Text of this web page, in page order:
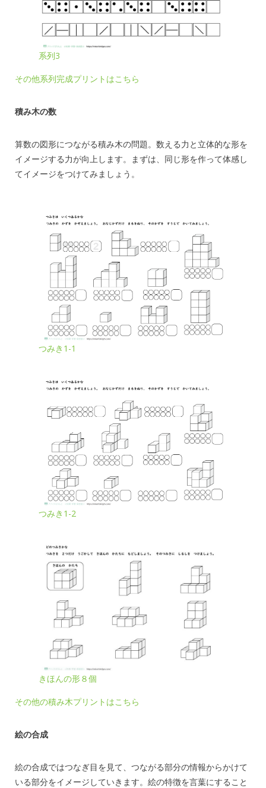
系列3
その他系列完成プリントはこちら
積み木の数
算数の図形につながる積み木の問題。数える力と立体的な形を
イメージする力が向上します。まずは、同じ形を作って体感し
てイメージをつけてみましょう。
つみき1-1
つみき1-2
きほんの形８個
その他の積み木プリントはこちら
絵の合成
絵の合成ではつなぎ目を見て、つながる部分の情報からかけて
いる部分をイメージしていきます。絵の特徴を言葉にすること